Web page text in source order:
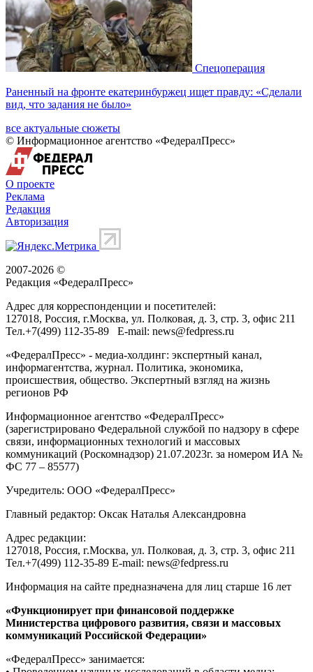
Спецоперация
Раненный на фронте екатеринбуржец ищет правду: «Сделали
вид, что задания не было»
все актуальные сюжеты
© Информационное агентство «ФедералПресс»
О проекте
Реклама
Редакция
Авторизация
2007-2026 ©
Редакция «ФедералПресс»
Адрес для корреспонденции и посетителей:
127018, Россия, г.Москва, ул. Полковая, д. 3, стр. 3, офис 211
Тел.+7(499) 112-35-89 E-mail: news@fedpress.ru
«ФедералПресс» - медиа-холдинг: экспертный канал,
информагентства, журнал. Политика, экономика,
происшествия, общество. Экспертный взгляд на жизнь
регионов РФ
Информационное агентство «ФедералПресс»
(зарегистрировано Федеральной службой по надзору в сфере
связи, информационных технологий и массовых
коммуникаций (Роскомнадзор) 21.07.2023г. за номером ИА №
ФС 77 – 85577)
Учредитель: ООО «ФедералПресс»
Главный редактор: Оксак Наталья Александровна
Адрес редакции:
127018, Россия, г.Москва, ул. Полковая, д. 3, стр. 3, офис 211
Тел.+7(499) 112-35-89 E-mail: news@fedpress.ru
Информация на сайте предназначена для лиц старше 16 лет
«Функционирует при финансовой поддержке
Министерства цифрового развития, связи и массовых
коммуникаций Российской Федерации»
«ФедералПресс» занимается: